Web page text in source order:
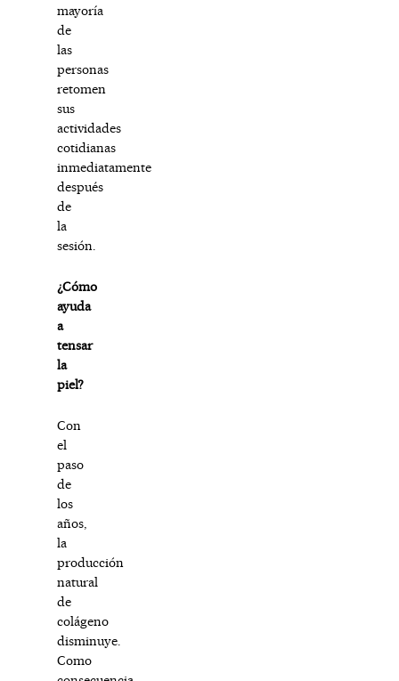
mayoría
de
las
personas
retomen
sus
actividades
cotidianas
inmediatamente
después
de
la
sesión.
¿Cómo
ayuda
a
tensar
la
piel?
Con
el
paso
de
los
años,
la
producción
natural
de
colágeno
disminuye.
Como